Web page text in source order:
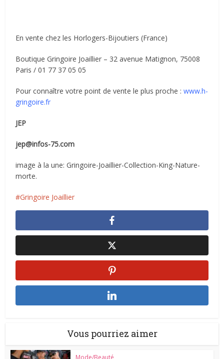
En vente chez les Horlogers-Bijoutiers (France)
Boutique Gringoire Joaillier – 32 avenue Matignon, 75008
Paris / 01 77 37 05 05
Pour connaître votre point de vente le plus proche : www.h-
gringoire.fr
JEP
jep@infos-75.com
image à la une: Gringoire-Joaillier-Collection-King-Nature-
morte.
Gringoire Joaillier
Vous pourriez aimer